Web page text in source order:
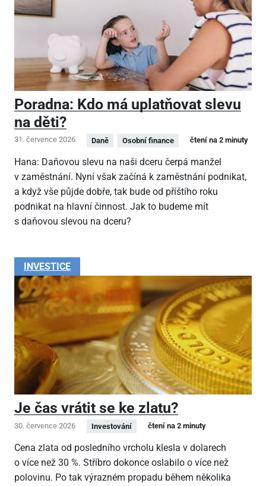
Poradna: Kdo má uplatňovat slevu
na děti?
31. července 2026 Daně Osobní finance čtení na 2 minuty
Hana: Daňovou slevu na naši dceru čerpá manžel
v zaměstnání. Nyní však začíná k zaměstnání podnikat,
a když vše půjde dobře, tak bude od příštího roku
podnikat na hlavní činnost. Jak to budeme mít
s daňovou slevou na dceru?
INVESTICE
Je čas vrátit se ke zlatu?
30. července 2026 Investování čtení na 2 minuty
Cena zlata od posledního vrcholu klesla v dolarech
o více než 30 %. Stříbro dokonce oslabilo o více než
polovinu. Po tak výrazném propadu během několika